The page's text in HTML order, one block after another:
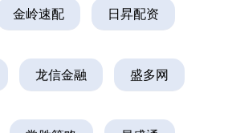
金岭速配 日昇配资
龙信金融 盛多网